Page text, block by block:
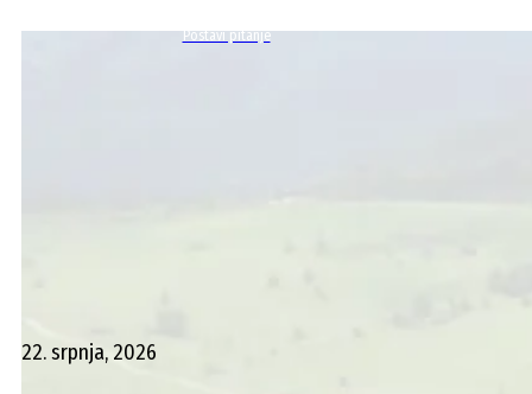
Postavi pitanje
22. srpnja, 2026